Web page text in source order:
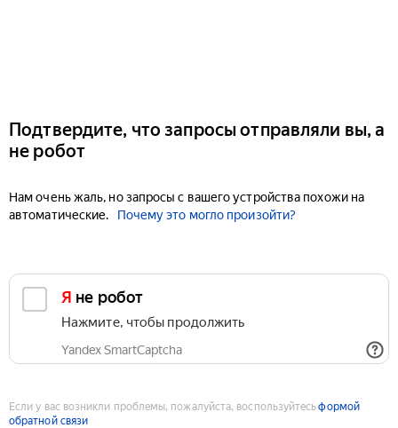
Подтвердите, что запросы отправляли вы, а
не робот
Нам очень жаль, но запросы с вашего устройства похожи на
автоматические.
Почему это могло произойти?
Я не робот
Нажмите, чтобы продолжить
Yandex SmartCaptcha
Если у вас возникли проблемы, пожалуйста, воспользуйтесьформой
обратной связи